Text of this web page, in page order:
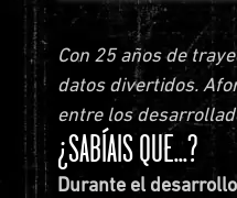
Con 25 años de
datos divertidos.
entre los
¿SABÍAIS QUE...?
Durante el